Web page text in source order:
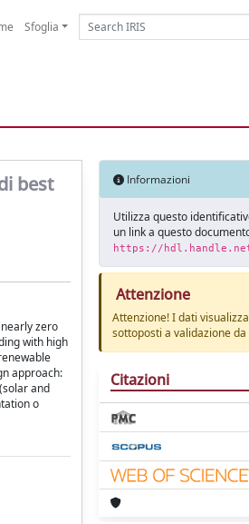
Sfoglia
best
zero
with high
approach:
and
o
Informazioni
Utilizza questo
un link a questo
https://
Attenzione
Attenzione! I dati
sottoposti a validazione
Citazioni